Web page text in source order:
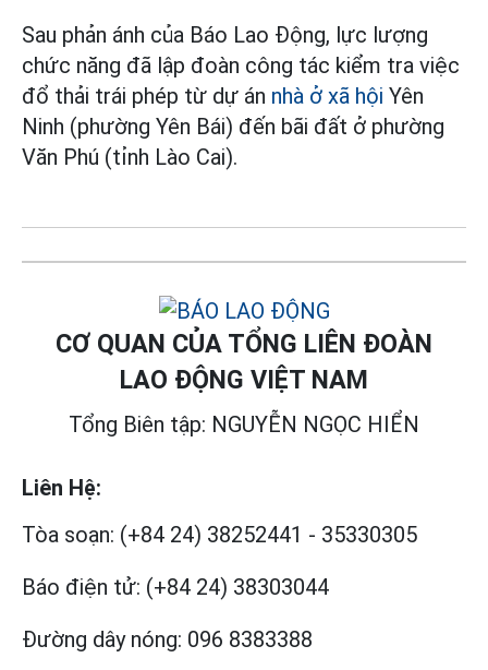
Sau phản ánh của Báo Lao Động, lực lượng
chức năng đã lập đoàn công tác kiểm tra việc
đổ thải trái phép từ dự án nhà ở xã hội Yên
Ninh (phường Yên Bái) đến bãi đất ở phường
Văn Phú (tỉnh Lào Cai).
CƠ QUAN CỦA TỔNG LIÊN ĐOÀN
LAO ĐỘNG VIỆT NAM
Tổng Biên tập: NGUYỄN NGỌC HIỂN
Liên Hệ:
Tòa soạn: (+84 24) 38252441 - 35330305
Báo điện tử: (+84 24) 38303044
Đường dây nóng: 096 8383388